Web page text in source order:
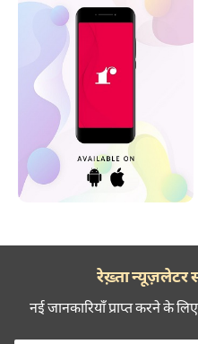
रेख़्ता न्यूज़लेटर
नई जानकारियाँ प्राप्त करने के